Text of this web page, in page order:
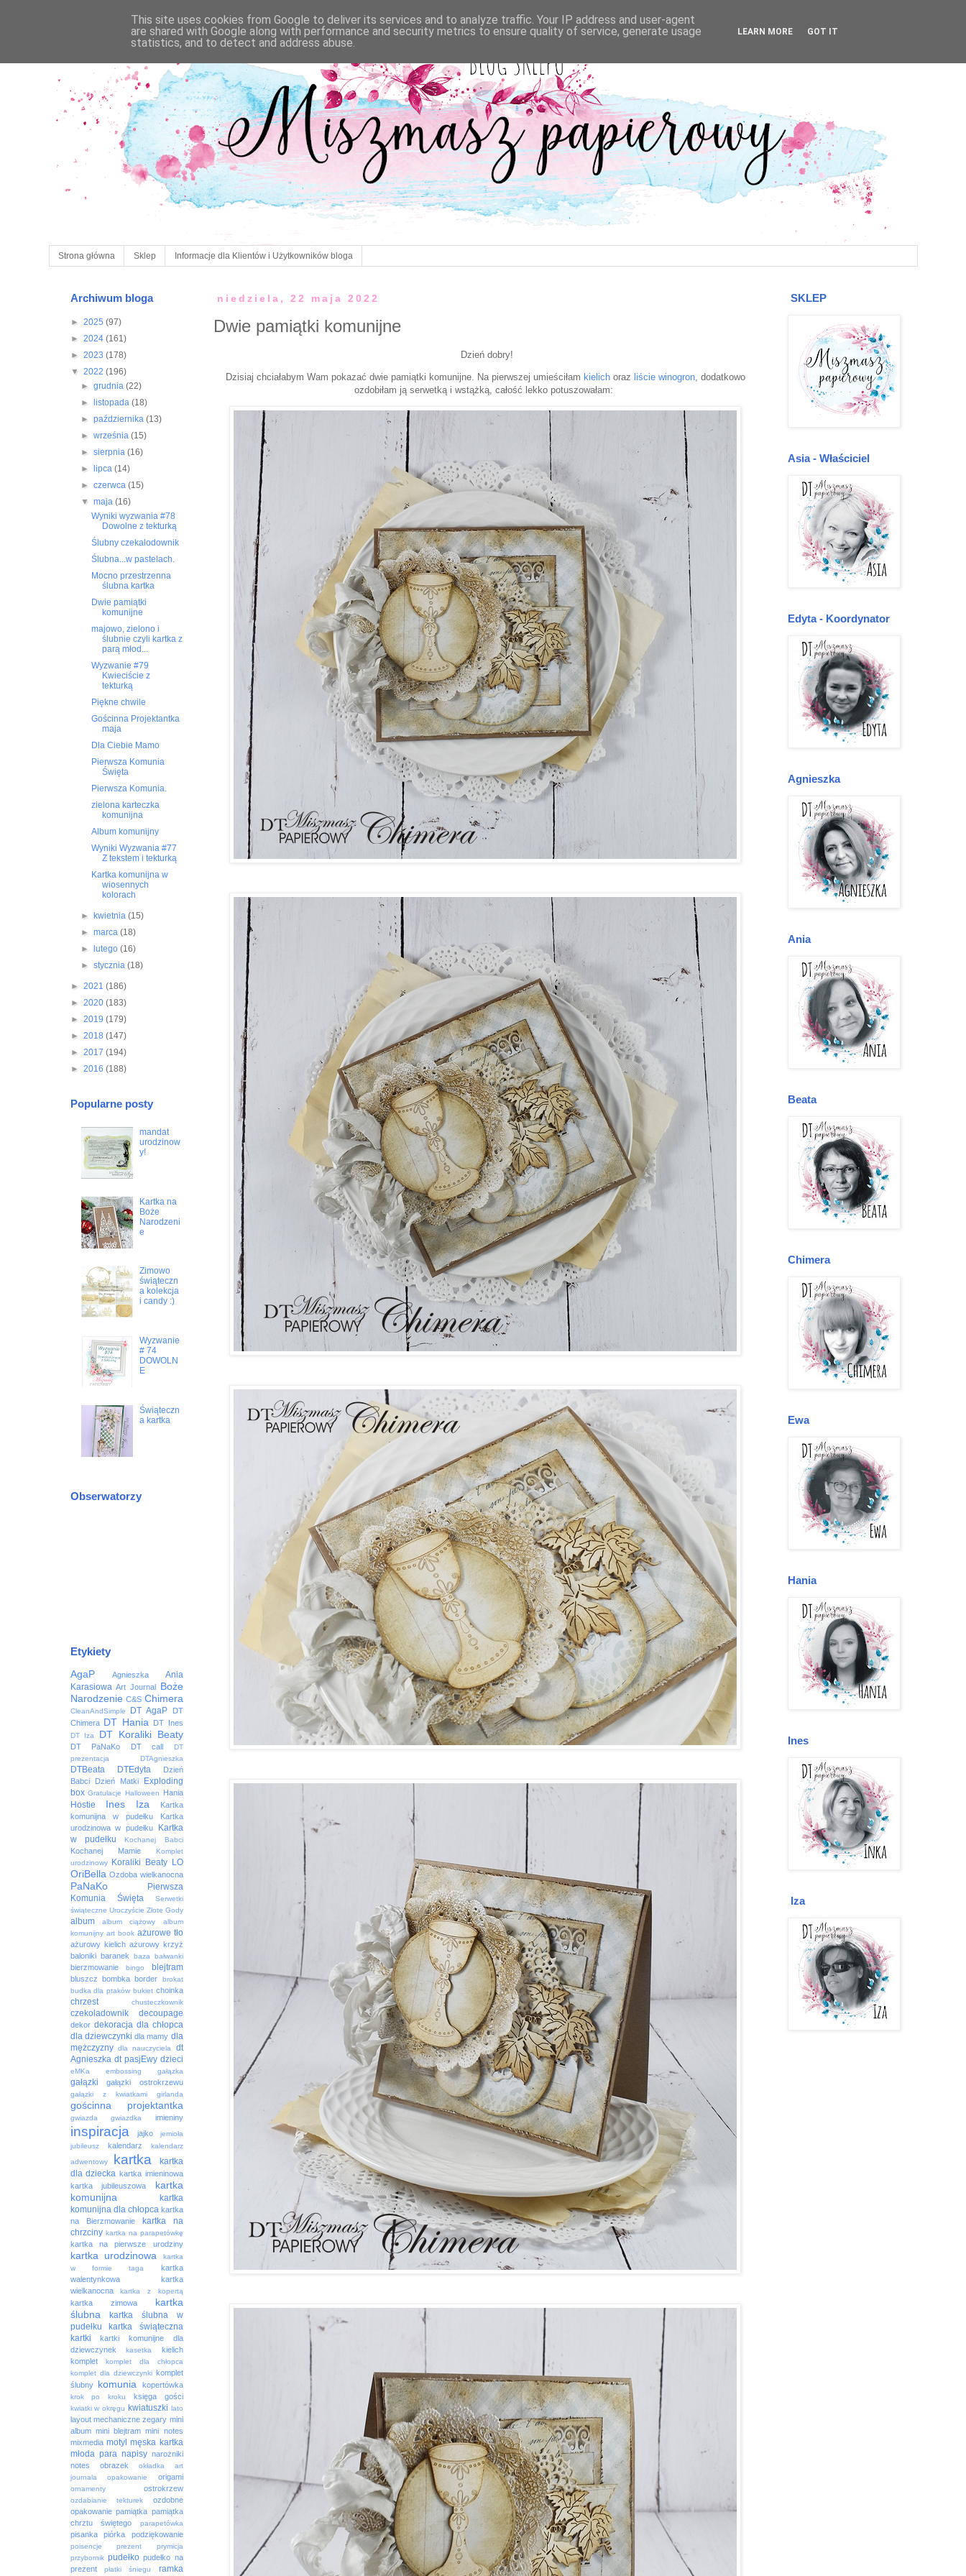
Strona główna Sklep Informacje dla Klientów i Użytkowników bloga
niedziela, 22 maja 2022
Dwie pamiątki komunijne
Dzień dobry!
Dzisiaj chciałabym Wam pokazać dwie pamiątki komunijne. Na pierwszej umieściłam kielichoraz liście winogron, dodatkowo
ozdobiłam ją serwetką i wstążką, całość lekko potuszowałam:
Archiwum bloga
► 2025 (97)
► 2024 (161)
► 2023 (178)
▼ 2022 (196)
► grudnia (22)
►
listopada (18)
► października (13)
► września (15)
► sierpnia (16)
►
lipca (14)
► czerwca (15)
▼ maja (16)
Wyniki wyzwania #78
Dowolne z tekturką
Ślubny czekalodownik
Ślubna...w pastelach.
Mocno przestrzenna
ślubna kartka
Dwie pamiątki
komunijne
majowo, zielono i
ślubnie czyli kartka z
parą młod...
Wyzwanie #79
Kwieciście z
tekturką
Piękne chwile
Gościnna Projektantka
maja
Dla Ciebie Mamo
Pierwsza Komunia
Święta
Pierwsza Komunia.
zielona karteczka
komunijna
Album komunijny
Wyniki Wyzwania #77
Z tekstem i tekturką
Kartka komunijna w
wiosennych
kolorach
► kwietnia (15)
► marca (18)
►
lutego (16)
► stycznia (18)
► 2021 (186)
► 2020 (183)
► 2019 (179)
► 2018 (147)
► 2017 (194)
► 2016 (188)
Popularne posty
mandat
urodzinow
y!
Kartka na
Boże
Narodzeni
e
Zimowo
świąteczn
a kolekcja
i candy :)
Wyzwanie
# 74
DOWOLN
E
Świąteczn
a kartka
Obserwatorzy
Etykiety
AgaP Agnieszka
Ania
Karasiowa Art Journal
Boże
Narodzenie C&S Chimera
CleanAndSimple DT AgaP
DT
Chimera DT Hania DT Ines
DT Iza DT Koraliki Beaty
DT PaNaKo DT call
DT
prezentacja
DTAgnieszka
DTBeata DTEdyta
Dzień
Babci
Dzień Matki
Exploding
box Gratulacje Halloween Hania
Hostie Ines Iza
Kartka
komunijna w pudełku
Kartka
urodzinowa w pudełku
Kartka
w pudełku
Kochanej Babci
Kochanej Mamie
Komplet
urodzinowy
Koraliki Beaty LO
OriBella Ozdoba wielkanocna
PaNaKo
Pierwsza
Komunia Święta
Serwetki
świąteczne Uroczyście Złote Gody
album album ciążowy
album
komunijny art book ażurowe tło
ażurowy kielich ażurowy krzyż
baloniki
baranek baza bałwanki
bierzmowanie bingo blejtram
bluszcz bombka border
brokat
budka dla ptaków bukiet choinka
chrzest chusteczkownik
czekoladownik decoupage
dekor dekoracja dla chłopca
dla dziewczynki dla mamy dla
mężczyzny dla nauczyciela
dt
Agnieszka dt pasjEwy dzieci
eMKa embossing gałązka
gałązki gałązki ostrokrzewu
gałązki z kwiatkami girlanda
gościnna projektantka
gwiazda gwiazdka imieniny
inspiracja jajko
jemioła
jubileusz
kalendarz
kalendarz
adwentowy
kartka
kartka
dla dziecka kartka imieninowa
kartka jubileuszowa
kartka
komunijna
kartka
komunijna dla chłopca kartka
na Bierzmowanie
kartka na
chrzciny kartka na parapetówkę
kartka na pierwsze urodziny
kartka urodzinowa
kartka
w formie taga
kartka
walentynkowa
kartka
wielkanocna
kartka z kopertą
kartka zimowa
kartka
ślubna
kartka ślubna w
pudełku
kartka świąteczna
kartki
kartki komunijne dla
dziewczynek
kasetka
kielich
komplet
komplet dla chłopca
komplet dla dziewczynki komplet
ślubny
komunia kopertówka
krok po kroku księga gości
kwiatki w okręgu kwiatuszki lato
layout mechaniczne zegary mini
album mini blejtram mini notes
mixmedia motyl męska kartka
młoda para napisy narożniki
notes
obrazek
okładka art
journala
opakowanie origami
ornamenty ostrokrzew
ozdabianie tekturek
ozdobne
opakowanie pamiątka pamiątka
chrztu świętego
parapetówka
pisanka piórka podziękowanie
poisencje prezent
prymicja
przybornik pudełko pudełko na
prezent
płatki śniegu ramka
SKLEP
Asia - Właściciel
Edyta - Koordynator
Agnieszka
Ania
Beata
Chimera
Ewa
Hania
Ines
Iza
This site uses cookies from Google to deliver its services and to analyze traffic. Your IP address and user-agent
are shared with Google along with performance and security metrics to ensure quality of service, generate usage
statistics, and to detect and address abuse.
LEARN MORE GOT IT